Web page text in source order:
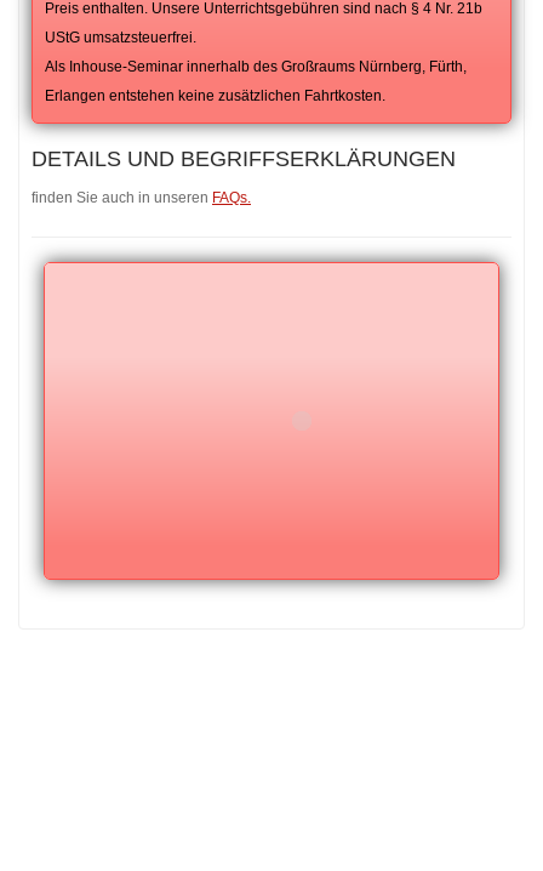
Preis enthalten. Unsere Unterrichtsgebühren sind nach § 4 Nr. 21b
UStG umsatzsteuerfrei.
Als Inhouse-Seminar innerhalb des Großraums Nürnberg, Fürth,
Erlangen entstehen keine zusätzlichen Fahrtkosten.
DETAILS UND BEGRIFFSERKLÄRUNGEN
finden Sie auch in unseren FAQs.